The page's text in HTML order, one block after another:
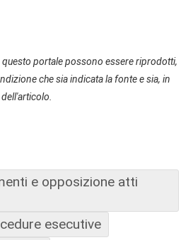
portale possono essere riprodotti,
che sia indicata la fonte e sia, in
e opposizione atti
esecutive